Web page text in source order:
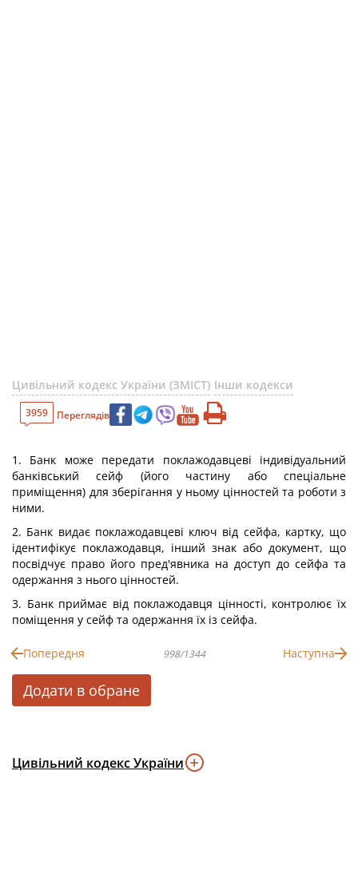
Цивільний кодекс України (ЗМІСТ) Інши кодекси
3959 Переглядів
1. Банк може передати поклажодавцеві індивідуальний
банківський сейф (його частину або спеціальне
приміщення) для зберігання у ньому цінностей та роботи з
ними.
2. Банк видає поклажодавцеві ключ від сейфа, картку, що
ідентифікує поклажодавця, інший знак або документ, що
посвідчує право його пред'явника на доступ до сейфа та
одержання з нього цінностей.
3. Банк приймає від поклажодавця цінності, контролює їх
поміщення у сейф та одержання їх із сейфа.
Попередня 998/1344 Наступна
Додати в обране
Цивільний кодекс України